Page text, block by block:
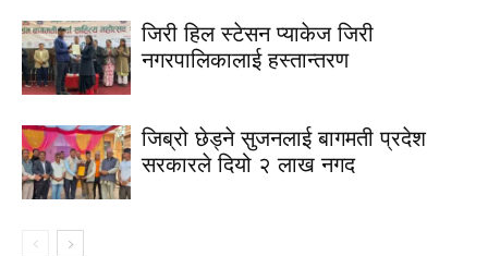
जिरी हिल स्टेसन प्याकेज जिरी
नगरपालिकालाई हस्तान्तरण
जिब्रो छेड्ने सुजनलाई बागमती प्रदेश
सरकारले दियो २ लाख नगद